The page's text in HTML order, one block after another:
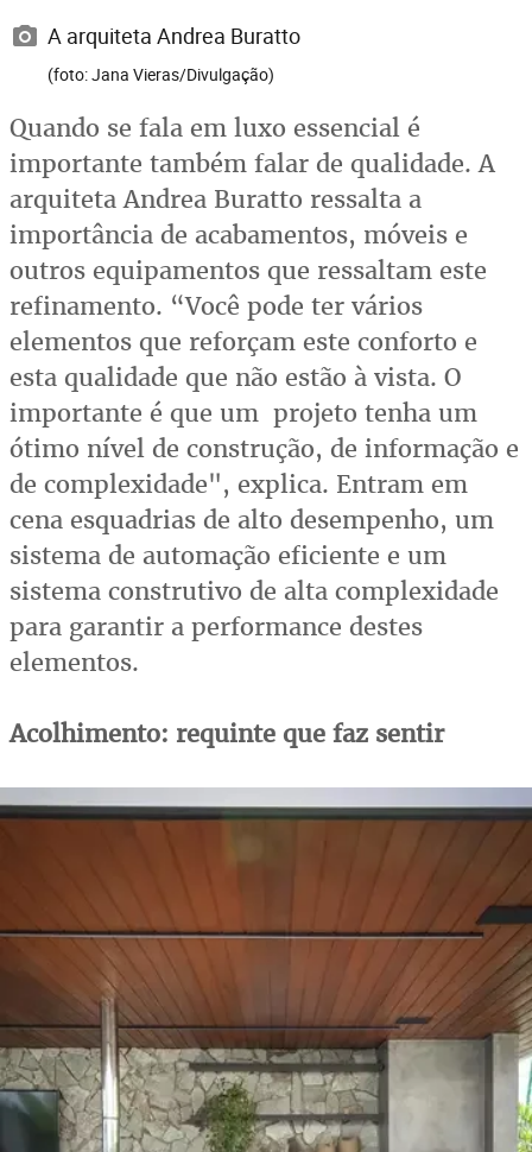
A arquiteta Andrea Buratto
(foto: Jana Vieras/Divulgação)
Quando se fala em luxo essencial é
importante também falar de qualidade. A
arquiteta Andrea Buratto ressalta a
importância de acabamentos, móveis e
outros equipamentos que ressaltam este
refinamento. “Você pode ter vários
elementos que reforçam este conforto e
esta qualidade que não estão à vista. O
importante é que um projeto tenha um
ótimo nível de construção, de informação e
de complexidade", explica. Entram em
cena esquadrias de alto desempenho, um
sistema de automação eficiente e um
sistema construtivo de alta complexidade
para garantir a performance destes
elementos.
Acolhimento: requinte que faz sentir